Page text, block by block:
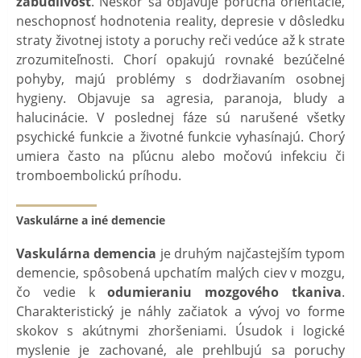
neschopnosť hodnotenia reality, depresie v dôsledku
straty životnej istoty a poruchy reči vedúce až k strate
zrozumiteľnosti. Chorí opakujú rovnaké bezúčelné
pohyby, majú problémy s dodržiavaním osobnej
hygieny. Objavuje sa agresia, paranoja, bludy a
halucinácie. V poslednej fáze sú narušené všetky
psychické funkcie a životné funkcie vyhasínajú. Chorý
umiera často na pľúcnu alebo močovú infekciu či
tromboembolickú príhodu.
Vaskulárne a iné demencie
Vaskulárna demencia je druhým najčastejším typom
demencie, spôsobená upchatím malých ciev v mozgu,
čo vedie kodumieraniu mozgového tkaniva.
Charakteristický je náhly začiatok a vývoj vo forme
skokov s akútnymi zhoršeniami. Úsudok i logické
myslenie je zachované, ale prehlbujú sa poruchy